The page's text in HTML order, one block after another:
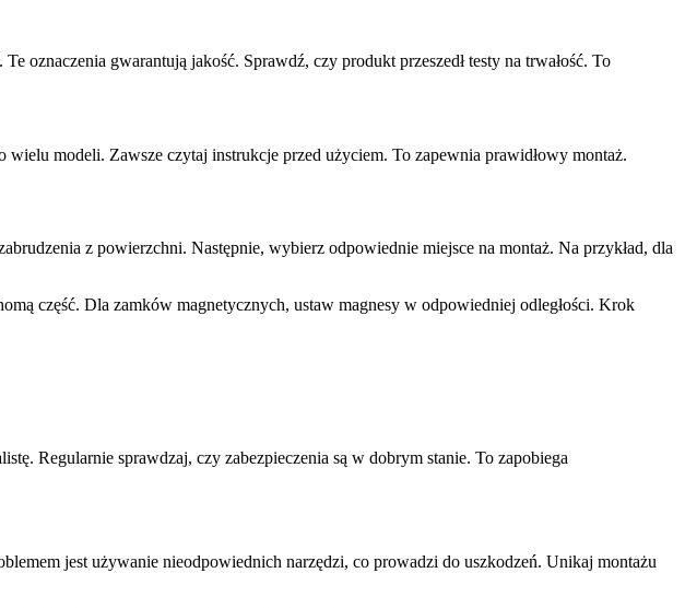
oznaczenia gwarantują jakość. Sprawdź, czy produkt przeszedł testy na trwałość. To
modeli. Zawsze czytaj instrukcje przed użyciem. To zapewnia prawidłowy montaż.
z powierzchni. Następnie, wybierz odpowiednie miejsce na montaż. Na przykład, dla
część. Dla zamków magnetycznych, ustaw magnesy w odpowiedniej odległości. Krok
Regularnie sprawdzaj, czy zabezpieczenia są w dobrym stanie. To zapobiega
jest używanie nieodpowiednich narzędzi, co prowadzi do uszkodzeń. Unikaj montażu